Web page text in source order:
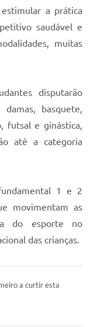
para MEI
a prática
saudável e
muitas
disputarão
basquete,
futsal e ginástica,
até a categoria
1 e 2
movimentam as
do esporte no
das crianças.
a curtir esta